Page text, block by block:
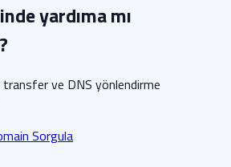
yardıma mı
transfer ve DNS yönlendirme
Sorgula